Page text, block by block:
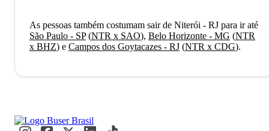
As pessoas também costumam sair de Niterói - RJ para ir até
São Paulo - SP(NTR x SAO), Belo Horizonte - MG (NTR
x BHZ) e Campos dos Goytacazes - RJ (NTR x CDG).